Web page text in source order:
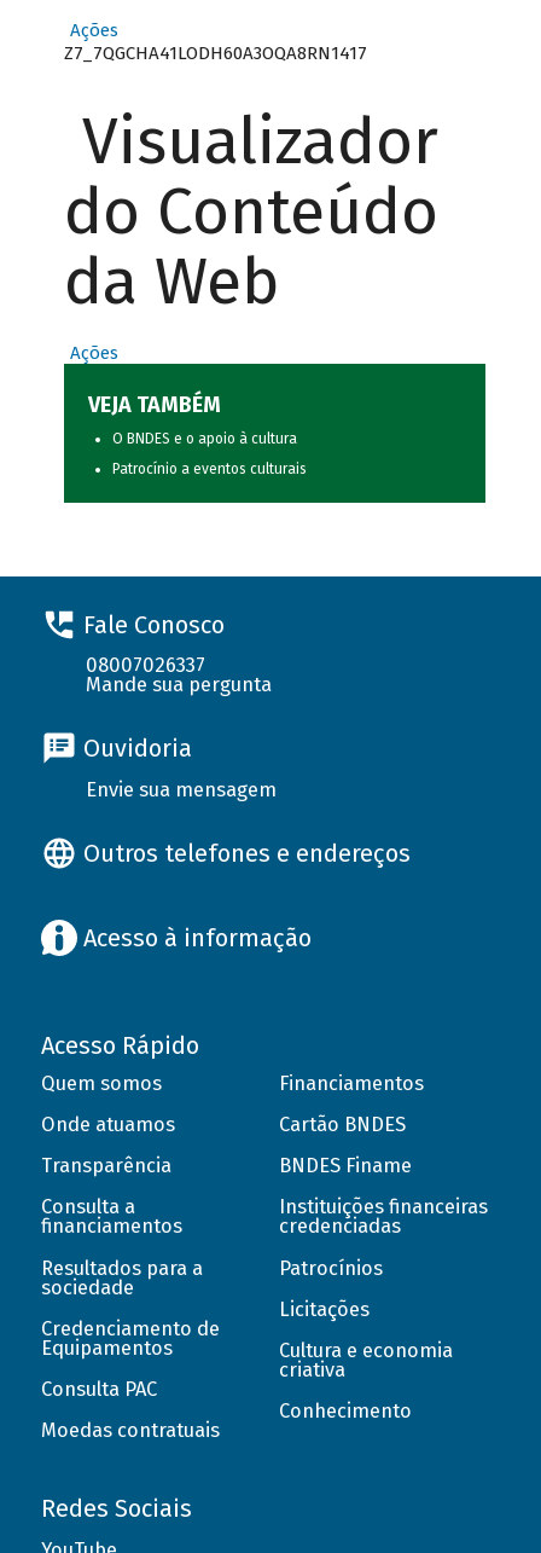
Ações
Z7_7QGCHA41LODH60A3OQA8RN1417
Visualizador
do Conteúdo
da Web
Ações
VEJA TAMBÉM
O BNDES e o apoio à cultura
Patrocínio a eventos culturais
Fale Conosco
08007026337
Mande sua pergunta
Ouvidoria
Envie sua mensagem
Outros telefones e endereços
Acesso à informação
Acesso Rápido
Quem somos
Onde atuamos
Transparência
Consulta a
financiamentos
Resultados para a
sociedade
Credenciamento de
Equipamentos
Consulta PAC
Moedas contratuais
Financiamentos
Cartão BNDES
BNDES Finame
Instituições financeiras
credenciadas
Patrocínios
Licitações
Cultura e economia
criativa
Conhecimento
Redes Sociais